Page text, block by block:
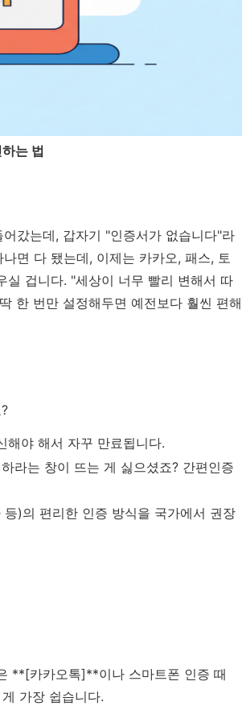
는 법
갔는데, 갑자기 "인증서가 없습니다"라
면 다 됐는데, 이제는 카카오, 패스, 토
실 겁니다. "세상이 너무 빨리 변해서 따
한 번만 설정해두면 예전보다 훨씬 편해
해야 해서 자꾸 만료됩니다.
라는 창이 뜨는 게 싫으셨죠? 간편인증
)의 편리한 인증 방식을 국가에서 권장
**[카카오톡]**이나 스마트폰 인증 때
가장 쉽습니다.